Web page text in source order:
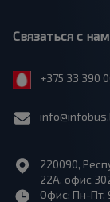
Связаться с
+375 33 390
220090,
22А, офис
Офис: Пн-Пт,